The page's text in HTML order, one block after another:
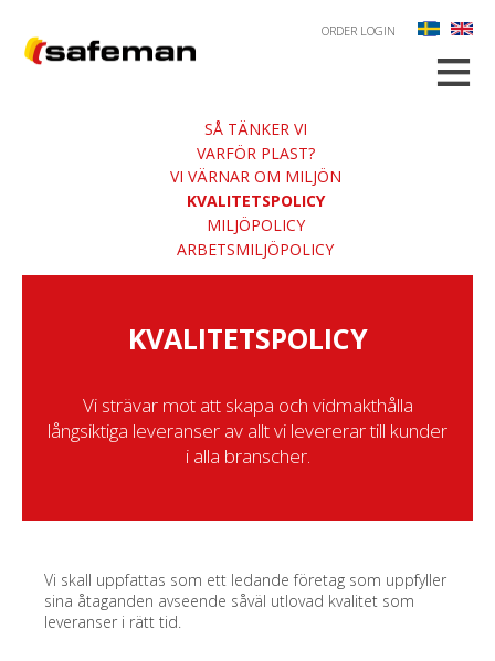
ORDER LOGIN
≡
SÅ TÄNKER VI
VARFÖR PLAST?
VI VÄRNAR OM MILJÖN
KVALITETSPOLICY
MILJÖPOLICY
ARBETSMILJÖPOLICY
KVALITETSPOLICY
Vi strävar mot att skapa och vidmakthålla
långsiktiga leveranser av allt vi levererar till kunder
i alla branscher.
Vi skall uppfattas som ett ledande företag som uppfyller
sina åtaganden avseende såväl utlovad kvalitet som
leveranser i rätt tid.